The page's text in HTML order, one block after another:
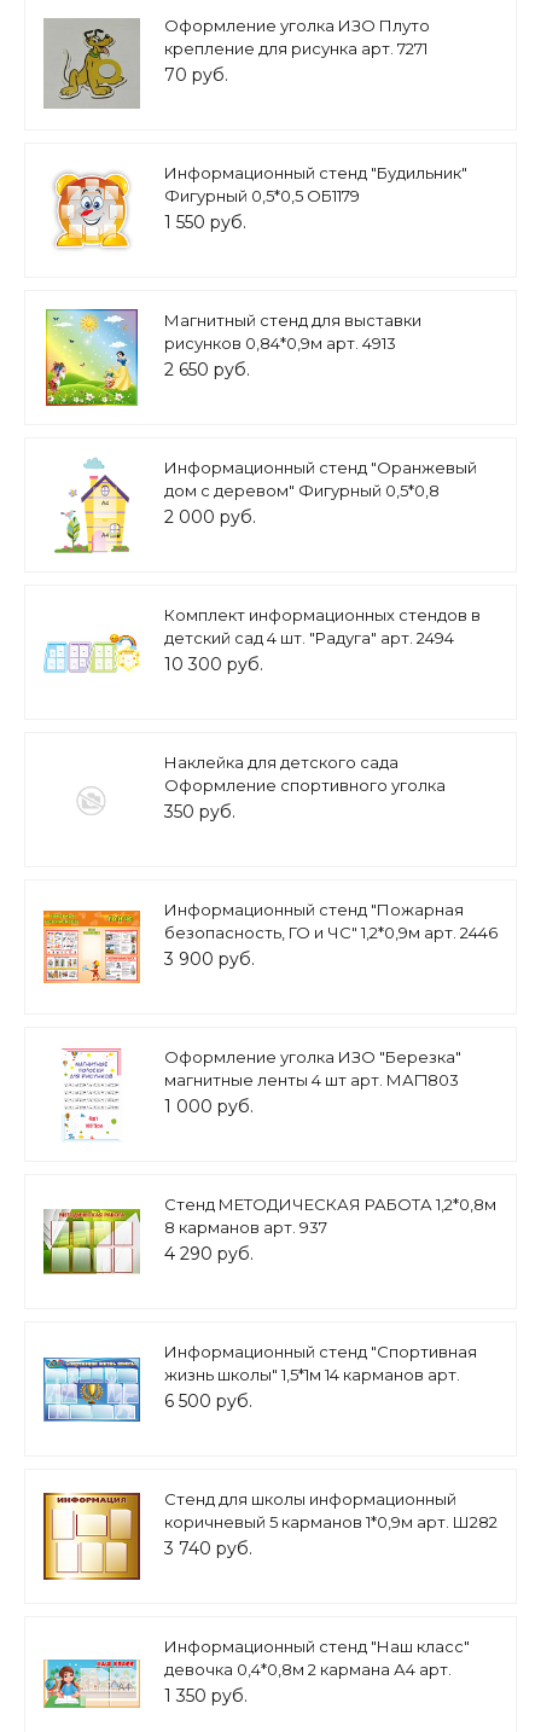
Оформление уголка ИЗО Плуто
крепление для рисунка арт. 7271
70 руб.
Информационный стенд "Будильник"
Фигурный 0,5*0,5 ОБ1179
1 550 руб.
Магнитный стенд для выставки
рисунков 0,84*0,9м арт. 4913
2 650 руб.
Информационный стенд "Оранжевый
дом с деревом" Фигурный 0,5*0,8
ДЕК1230
2 000 руб.
Комплект информационных стендов в
детский сад 4 шт. "Радуга" арт. 2494
10 300 руб.
Наклейка для детского сада
Оформление спортивного уголка
Баскетбол 0,35*0,5м арт.Н1652
350 руб.
Информационный стенд "Пожарная
безопасность, ГО и ЧС" 1,2*0,9м арт. 2446
3 900 руб.
Оформление уголка ИЗО "Березка"
магнитные ленты 4 шт арт. МАГ1803
1 000 руб.
Стенд МЕТОДИЧЕСКАЯ РАБОТА 1,2*0,8м
8 карманов арт. 937
4 290 руб.
Информационный стенд "Спортивная
жизнь школы" 1,5*1м 14 карманов арт.
ШК1997
6 500 руб.
Стенд для школы информационный
коричневый 5 карманов 1*0,9м арт. Ш282
3 740 руб.
Информационный стенд "Наш класс"
девочка 0,4*0,8м 2 кармана А4 арт.
ШК1639
1 350 руб.